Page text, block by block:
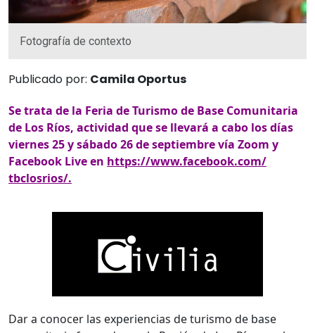
Fotografía de contexto
Publicado por: Camila Oportus
Se trata de la Feria de Turismo de Base Comunitaria
de Los Ríos, actividad que se llevará a cabo los días
viernes 25 y sábado 26 de septiembre vía Zoom y
Facebook Live en https://www.facebook.com/
tbclosrios/.
Dar a conocer las experiencias de turismo de base